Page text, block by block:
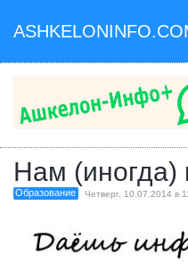
Нам (иногда)
Образование Четверг, 10.07.2014 в